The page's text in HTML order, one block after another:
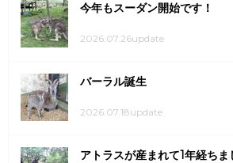
今年もスーダン開始です！
2026.07.26update
バーラル誕生
2026.07.18update
アトラスが産まれて1年経ちま